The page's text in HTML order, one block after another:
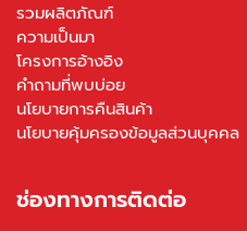
รวมผลิตภัณฑ์
ความเป็นมา
โครงการอ้างอิง
คำถามที่พบบ่อย
นโยบายการคืนสินค้า
นโยบายคุ้มครองข้อมูลส่วนบุคคล
ช่องทางการติดต่อ